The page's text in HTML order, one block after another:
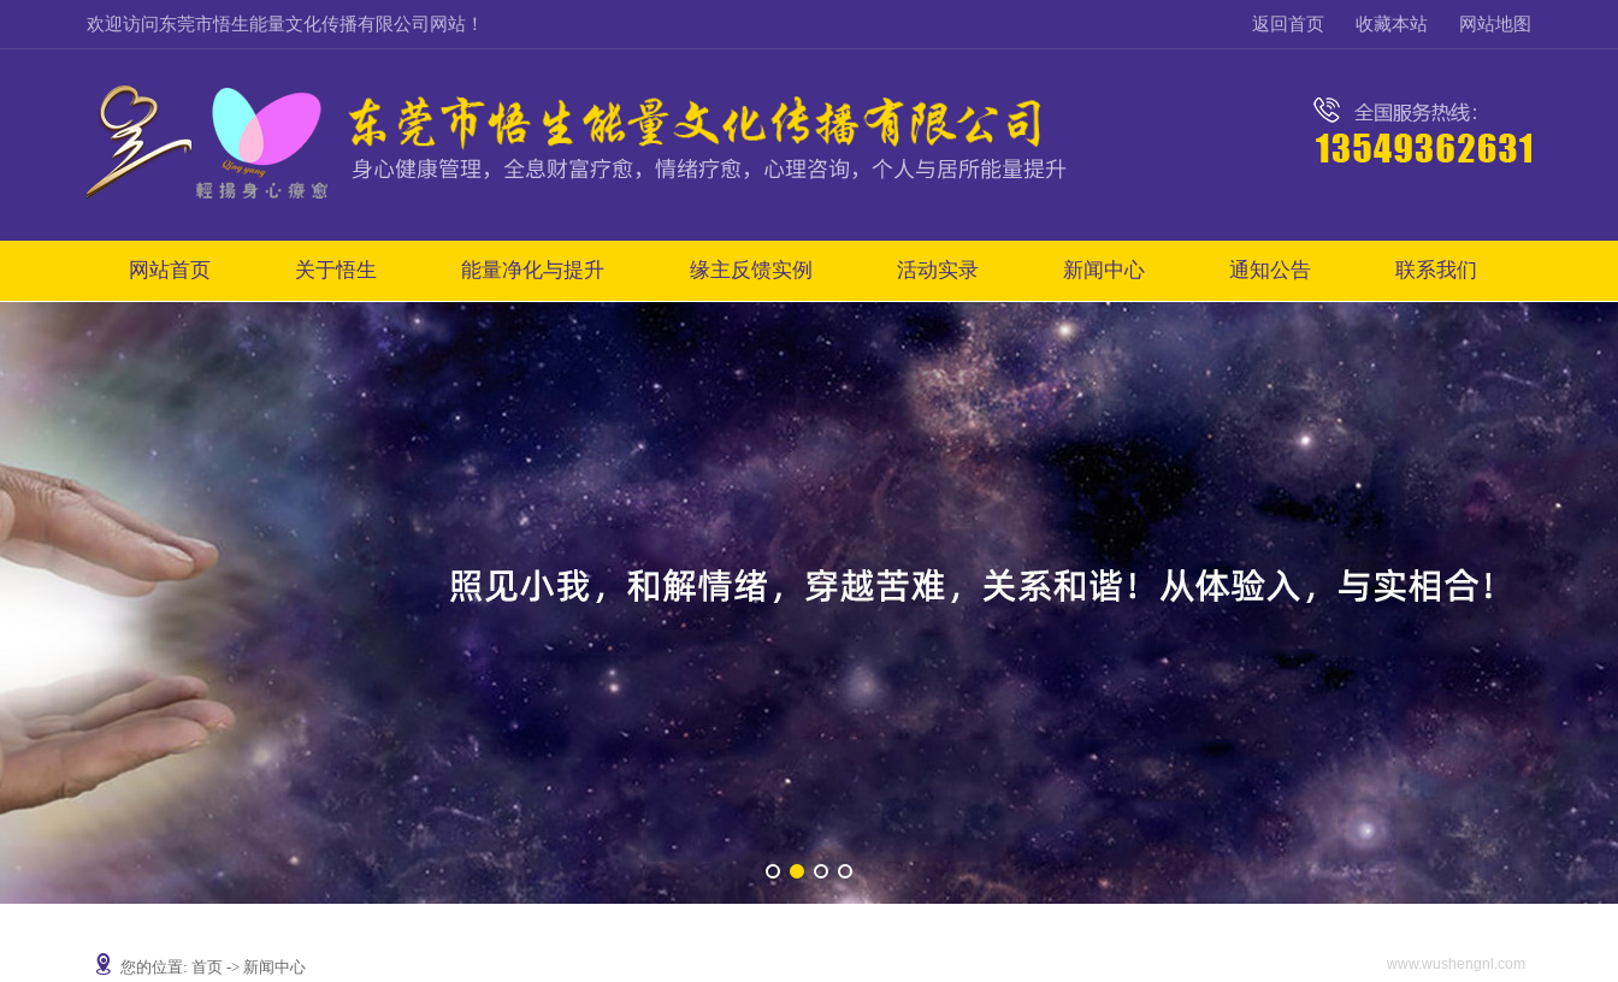
欢迎访问东莞市悟生能量文化传播有限公司网站！ 返回首页 收藏本站 网站地图
网站首页 关于悟生 能量净化与提升 缘主反馈实例 活动实录 新闻中心 通知公告 联系我们
您的位置: 首页 -> 新闻中心 www.wushengnl.com